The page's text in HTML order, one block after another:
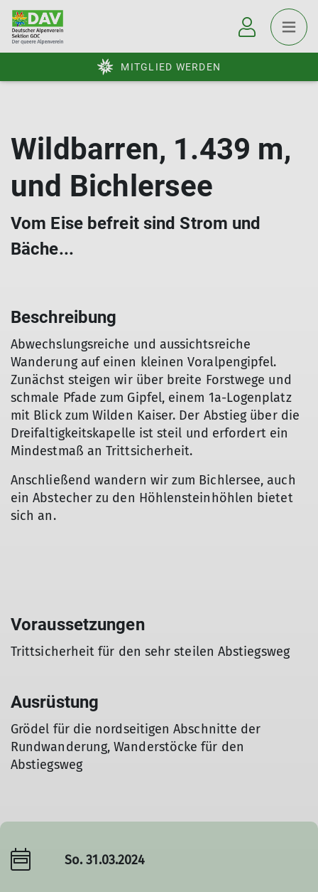
MITGLIED WERDEN
Wildbarren, 1.439 m,
und Bichlersee
Vom Eise befreit sind Strom und
Bäche...
Beschreibung
Abwechslungsreiche und aussichtsreiche
Wanderung auf einen kleinen Voralpengipfel.
Zunächst steigen wir über breite Forstwege und
schmale Pfade zum Gipfel, einem 1a-Logenplatz
mit Blick zum Wilden Kaiser. Der Abstieg über die
Dreifaltigkeitskapelle ist steil und erfordert ein
Mindestmaß an Trittsicherheit.
Anschließend wandern wir zum Bichlersee, auch
ein Abstecher zu den Höhlensteinhöhlen bietet
sich an.
Voraussetzungen
Trittsicherheit für den sehr steilen Abstiegsweg
Ausrüstung
Grödel für die nordseitigen Abschnitte der
Rundwanderung, Wanderstöcke für den
Abstiegsweg
So. 31.03.2024